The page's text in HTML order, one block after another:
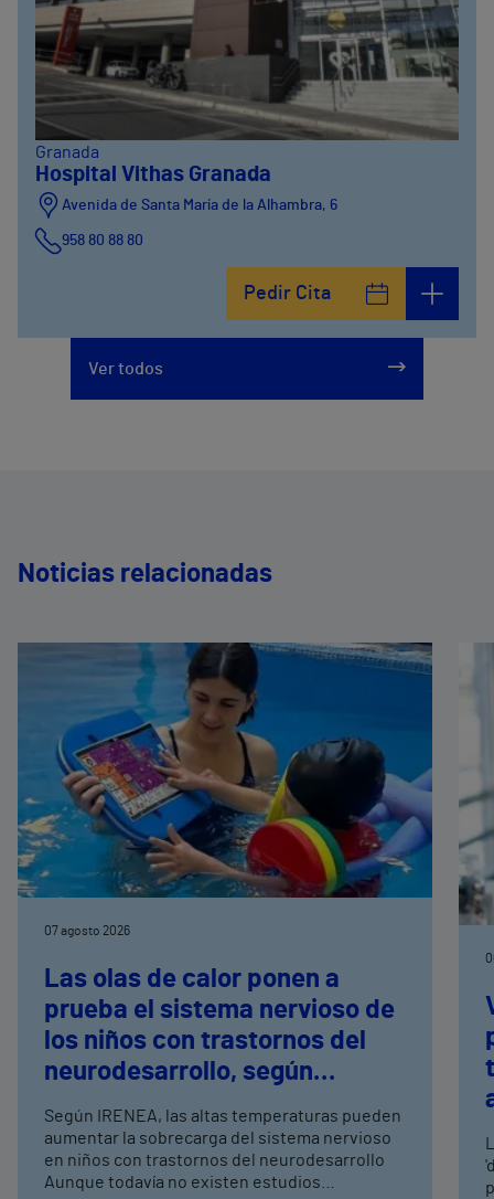
Granada
Hospital Vithas Granada
Avenida de Santa María de la Alhambra, 6
958 80 88 80
Pedir Cita
Ver todos
Noticias relacionadas
07 agosto 2026
Las olas de calor ponen a
prueba el sistema nervioso de
los niños con trastornos del
neurodesarrollo, según
expertos en
neurorrehabilitación
pediátrica de Vithas
Según IRENEA, las altas temperaturas pueden
aumentar la sobrecarga del sistema nervioso
en niños con trastornos del neurodesarrollo
Aunque todavía no existen estudios